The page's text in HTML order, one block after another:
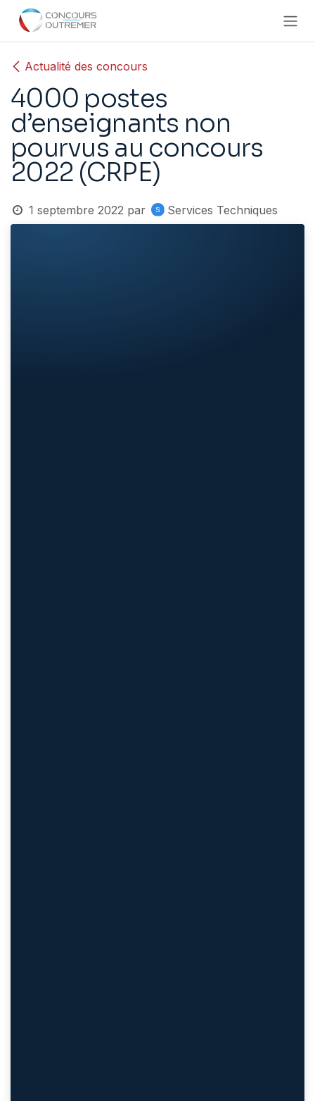
Se rendre au contenu
Actualité des concours
4000 postes
d’enseignants non
pourvus au concours
2022 (CRPE)
1 septembre 2022 par Services Techniques